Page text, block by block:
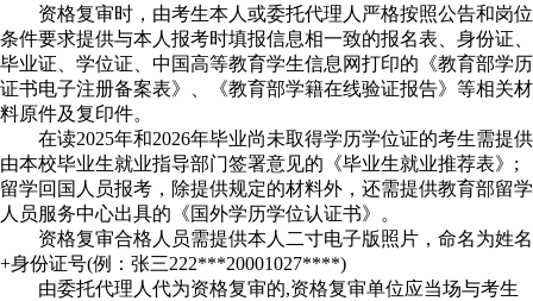
资格复审时，由考生本人或委托代理人严格按照公告和岗位
条件要求提供与本人报考时填报信息相一致的报名表、身份证、
毕业证、学位证、中国高等教育学生信息网打印的《教育部学历
证书电子注册备案表》、《教育部学籍在线验证报告》等相关材
料原件及复印件。
在读2025年和2026年毕业尚未取得学历学位证的考生需提供
由本校毕业生就业指导部门签署意见的《毕业生就业推荐表》;
留学回国人员报考，除提供规定的材料外，还需提供教育部留学
人员服务中心出具的《国外学历学位认证书》。
资格复审合格人员需提供本人二寸电子版照片，命名为姓名
+身份证号(例：张三222***20001027****)
由委托代理人代为资格复审的,资格复审单位应当场与考生